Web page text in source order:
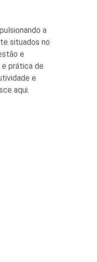
a
situados no
e
prática de
e
aqui.